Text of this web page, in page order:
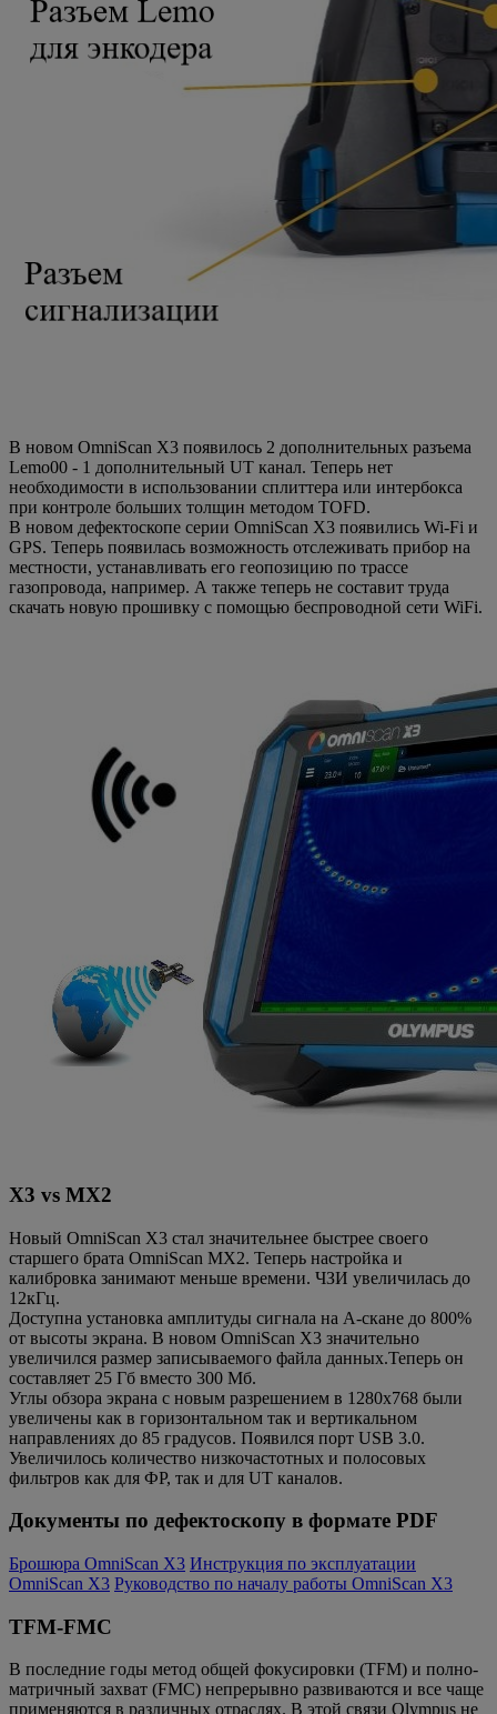
В новом OmniScan X3 появилось 2 дополнительных разъема
Lemo00 - 1 дополнительный UT канал. Теперь нет
необходимости в использовании сплиттера или интербокса
при контроле больших толщин методом TOFD.
В новом дефектоскопе серии OmniScan X3 появились Wi-Fi и
GPS. Теперь появилась возможность отслеживать прибор на
местности, устанавливать его геопозицию по трассе
газопровода, например. А также теперь не составит труда
скачать новую прошивку с помощью беспроводной сети WiFi.
X3 vs MX2
Новый OmniScan X3 стал значительнее быстрее своего
старшего брата OmniScan MX2. Теперь настройка и
калибровка занимают меньше времени. ЧЗИ увеличилась до
12кГц.
Доступна установка амплитуды сигнала на А-скане до 800%
от высоты экрана. В новом OmniScan X3 значительно
увеличился размер записываемого файла данных.Теперь он
составляет 25 Гб вместо 300 Мб.
Углы обзора экрана с новым разрешением в 1280х768 были
увеличены как в горизонтальном так и вертикальном
направлениях до 85 градусов. Появился порт USB 3.0.
Увеличилось количество низкочастотных и полосовых
фильтров как для ФР, так и для UT каналов.
Документы по дефектоскопу в формате PDF
Брошюра OmniScan X3 Инструкция по эксплуатации
OmniScan X3 Руководство по началу работы OmniScan X3
TFM-FMC
В последние годы метод общей фокусировки (TFM) и полно-
матричный захват (FMC) непрерывно развиваются и все чаще
применяются в различных отраслях. В этой связи Olympus не